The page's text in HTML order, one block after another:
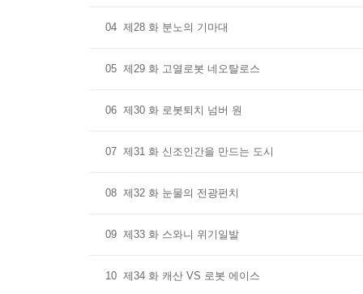
04 제28 화 분노의 기마대
05 제29 화 고열로봇 네오탈로스
06 제30 화 로봇퇴치 넘버 원
07 제31 화 신조인간을 만드는 도시
08 제32 화 눈물의 전광펀치
09 제33 화 스와니 위기일발
10 제34 화 캐산 VS 로봇 에이스